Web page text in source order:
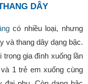
DÂY
có nhiều loại, nhưng
và thang dây dạng bậc.
gia đình xuống lần
1 trẻ em xuống cùng